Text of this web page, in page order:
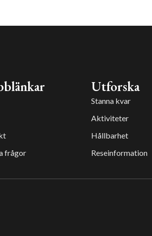
frågor
Utforska
Stanna kvar
Aktiviteter
Hållbarhet
Reseinformation